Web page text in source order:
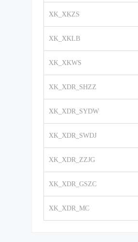
XK_XKZS
XK_XKLB
XK_XKWS
XK_XDR_SHZZ
XK_XDR_SYDW
XK_XDR_SWDJ
XK_XDR_ZZJG
XK_XDR_GSZC
XK_XDR_MC